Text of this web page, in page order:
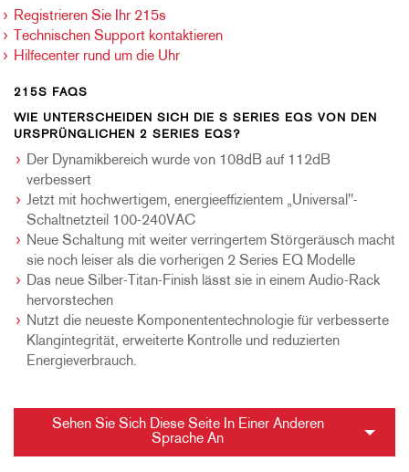
Registrieren Sie Ihr 215s
Technischen Support kontaktieren
Hilfecenter rund um die Uhr
215S FAQS
WIE UNTERSCHEIDEN SICH DIE S SERIES EQS VON DEN
URSPRÜNGLICHEN 2 SERIES EQS?
Der Dynamikbereich wurde von 108dB auf 112dB
verbessert
Jetzt mit hochwertigem, energieeffizientem „Universal"-
Schaltnetzteil 100-240VAC
Neue Schaltung mit weiter verringertem Störgeräusch macht
sie noch leiser als die vorherigen 2 Series EQ Modelle
Das neue Silber-Titan-Finish lässt sie in einem Audio-Rack
hervorstechen
Nutzt die neueste Komponententechnologie für verbesserte
Klangintegrität, erweiterte Kontrolle und reduzierten
Energieverbrauch.
Sehen Sie Sich Diese Seite In Einer Anderen
Sprache An